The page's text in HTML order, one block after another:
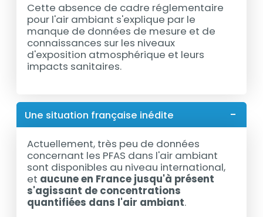
Cette absence de cadre réglementaire
pour l'air ambiant s'explique par le
manque de données de mesure et de
connaissances sur les niveaux
d'exposition atmosphérique et leurs
impacts sanitaires.
Une situation française inédite
Actuellement, très peu de données
concernant les PFAS dans l'air ambiant
sont disponibles au niveau international,
et aucune en France jusqu'à présent
s'agissant de concentrations
quantifiées dans l'air ambiant.